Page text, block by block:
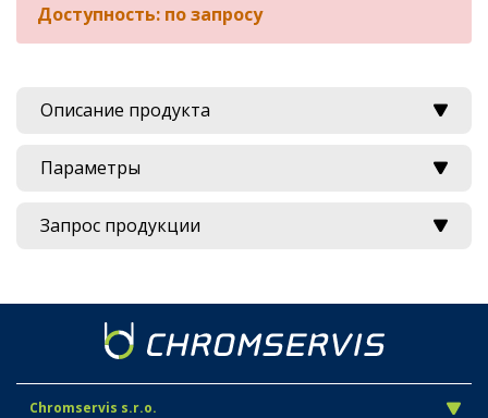
Доступность: по запросу
Описание продукта
Параметры
Запрос продукции
Chromservis s.r.o.